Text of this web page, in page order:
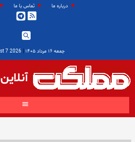
درباره ما تماس با ما
جمعه ۱۶ مرداد ۱۴۰۵ |
2026 August 7
آنلاین